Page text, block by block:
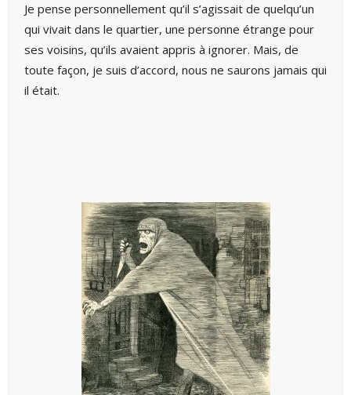
Je pense personnellement qu’il s’agissait de quelqu’un
qui vivait dans le quartier, une personne étrange pour
ses voisins, qu’ils avaient appris à ignorer. Mais, de
toute façon, je suis d’accord, nous ne saurons jamais qui
il était.